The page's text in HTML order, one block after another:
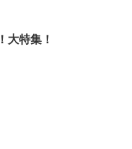
大特集！